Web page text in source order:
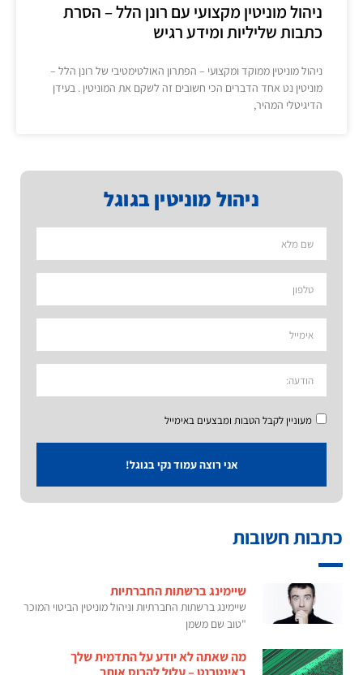
ניהול מוניטין בגוגל
מעוניין לקבל הטבות ומבצעים באימייל
אני רוצה עמוד נקי בגוגל!
כתבות חשובות
שיימינג ברשתות החברתיות
שיימינג ברשתות החברתיות וניהול מוניטין הביטוי המוכר
"טוב שם משמן
מה שאתה לא יודע על התדמית שלך
ניהול מוניטין מקצועי עם רונן הלל – הסרת
כתבות שליליות ומידע רגיש
ניהול מוניטין ממוקד ומקצועי – הפתרון האולטימטיבי של רונן הלל –
מוניטין נט אחד הדברים הכי חשובים זה לשקם את המוניטין . בעידן
הדיגיטלי המהיר,